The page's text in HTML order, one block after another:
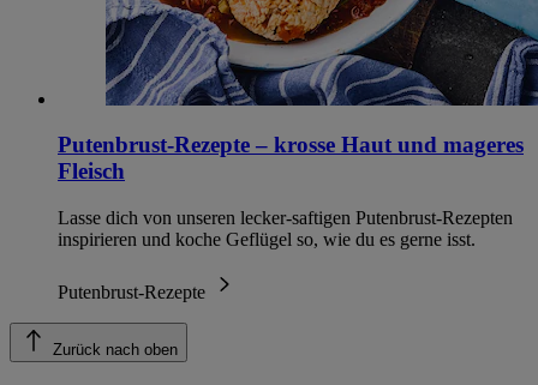
Putenbrust-Rezepte – krosse Haut und mageres
Fleisch
Lasse dich von unseren lecker-saftigen Putenbrust-Rezepten
inspirieren und koche Geflügel so, wie du es gerne isst.
Putenbrust-Rezepte
Zurück nach oben